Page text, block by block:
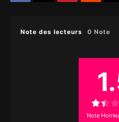
Note des lecteurs 0 Note
Note